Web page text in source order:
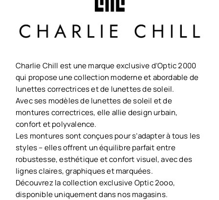
Charlie Chill est une marque exclusive d’Optic 2000
qui propose une collection moderne et abordable de
lunettes correctrices et de lunettes de soleil.
Avec ses modèles de lunettes de soleil et de
montures correctrices, elle allie design urbain,
confort et polyvalence.
Les montures sont conçues pour s’adapter à tous les
styles – elles offrent un équilibre parfait entre
robustesse, esthétique et confort visuel, avec des
lignes claires, graphiques et marquées.
Découvrez la collection exclusive Optic 2ooo,
disponible uniquement dans nos magasins.